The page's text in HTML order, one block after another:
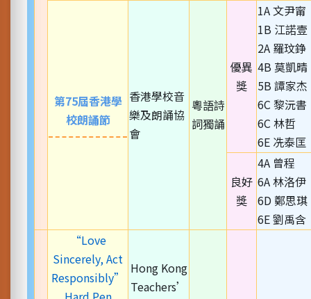
第75屆香港學
校朗誦節
香港學校音
樂及朗誦協
會
粵語詩
詞獨誦
優異
獎
1A 文尹甯
1B 江諾壹
2A 羅玟錚
4B 莫凱晴
5B 譚家杰
6C 黎沅書
6C 林哲
6E 冼泰匡
良好
獎
4A 曾程
6A 林洛伊
6D 鄭思琪
6E 劉禹含
“Love
Sincerely, Act
Responsibly”
Hong Kong
Teachers’